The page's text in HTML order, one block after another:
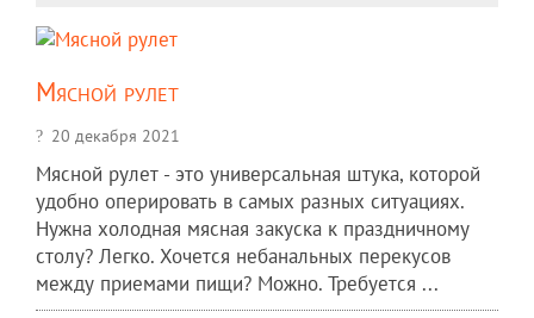
Мясной рулет
20 декабря 2021
Мясной рулет - это универсальная штука, которой
удобно оперировать в самых разных ситуациях.
Нужна холодная мясная закуска к праздничному
столу? Легко. Хочется небанальных перекусов
между приемами пищи? Можно. Требуется ...